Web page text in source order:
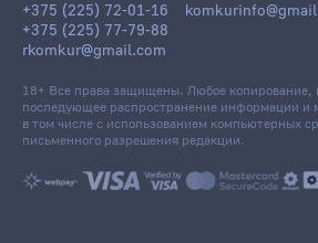
+375 (225) 72-01-16
+375 (225) 77-79-88
rkomkur@gmail.com
18+ Все права защищены. Любое копирование,
последующее распространение информации и
в том числе с использованием компьютерных
письменного разрешения редакции.